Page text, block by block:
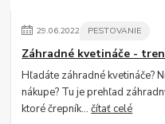
29.06.2022 PESTOVANIE
Záhradné kvetináče -
Hľadáte záhradné kvetináče?
nákupe? Tu je prehľad
ktoré črepník...čítať celé